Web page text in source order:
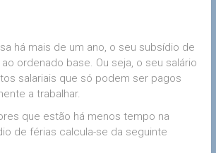
há mais de um ano, o seu subsídio de
ordenado base. Ou seja, o seu salário
salariais que só podem ser pagos
a trabalhar.
que estão há menos tempo na
de férias calcula-se da seguinte